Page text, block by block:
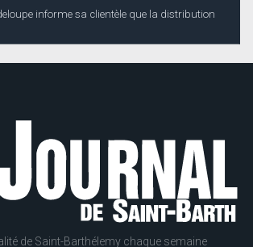
informe sa clientèle que la distribution
de Saint-Barthélemy chaque semaine